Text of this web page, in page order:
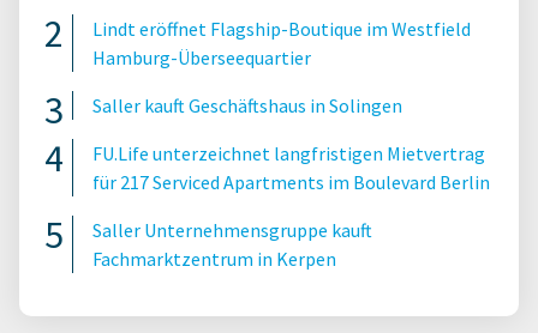
Lindt eröffnet Flagship-Boutique im Westfield
Hamburg-Überseequartier
Saller kauft Geschäftshaus in Solingen
FU.Life unterzeichnet langfristigen Mietvertrag
für 217 Serviced Apartments im Boulevard Berlin
Saller Unternehmensgruppe kauft
Fachmarktzentrum in Kerpen